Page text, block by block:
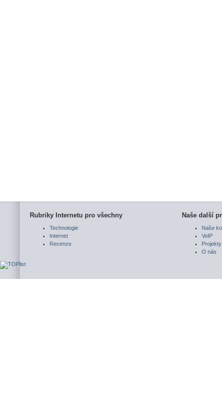
Rubriky Internetu pro všechny
Technologie
Internet
Recenze
Naše další
Naše
VoIP
Projekty
O nás